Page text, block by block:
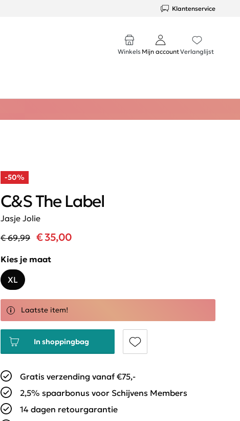
Klantenservice
Winkels Mijn accountVerlanglijst
-50%
Jasje Jolie
C&S The Label
€ 69,99 € 35,00
Kies je maat
XL
Laatste item!
In shoppingbag
Gratis verzending vanaf €75,-
2,5% spaarbonus voor Schijvens Members
14 dagen retourgarantie